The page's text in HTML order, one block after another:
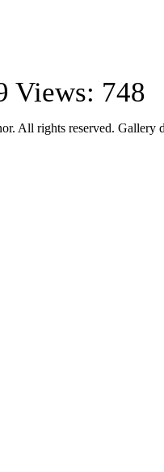
Views: 748
All rights reserved. Gallery